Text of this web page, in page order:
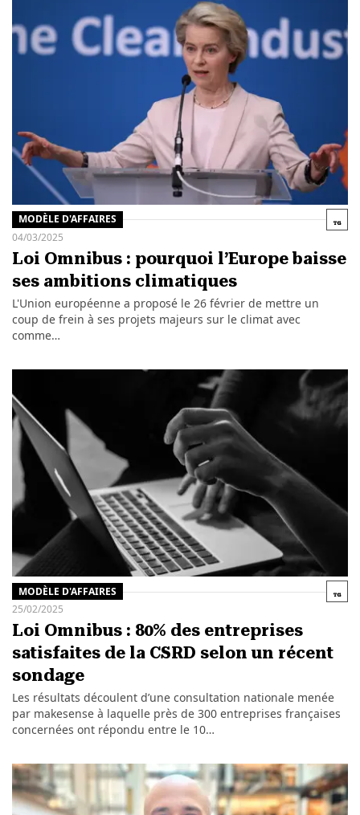
MODÈLE D'AFFAIRES
04/03/2025
Loi Omnibus : pourquoi l’Europe baisse
ses ambitions climatiques
L'Union européenne a proposé le 26 février de mettre un
coup de frein à ses projets majeurs sur le climat avec
comme…
MODÈLE D'AFFAIRES
25/02/2025
Loi Omnibus : 80% des entreprises
satisfaites de la CSRD selon un récent
sondage
Les résultats découlent d’une consultation nationale menée
par makesense à laquelle près de 300 entreprises françaises
concernées ont répondu entre le 10…